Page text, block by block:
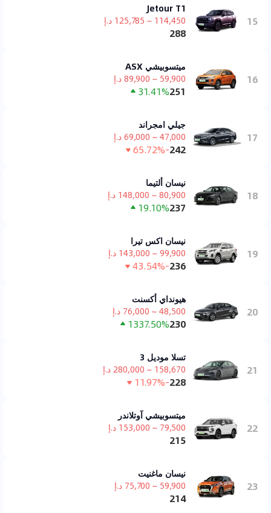
15
Jetour T1
114,450 ~ 125,785 د.إ
288
16
ميتسوبيشي ASX
59,900 ~ 89,900 د.إ
251
31.41%
17
جيلي امجراند
47,000 ~ 69,000 د.إ
242
-65.72%
18
نيسان ألتيما
80,900 ~ 148,000 د.إ
237
19.10%
19
نيسان اكس تيرا
99,900 ~ 143,000 د.إ
236
-43.54%
20
هيونداي أكسنت
48,500 ~ 76,000 د.إ
230
1337.50%
21
تسلا موديل 3
158,670 ~ 280,000 د.إ
228
-11.97%
22
ميتسوبيشي آوتلاندر
79,500 ~ 153,000 د.إ
215
23
نيسان ماغنيت
59,900 ~ 75,700 د.إ
214